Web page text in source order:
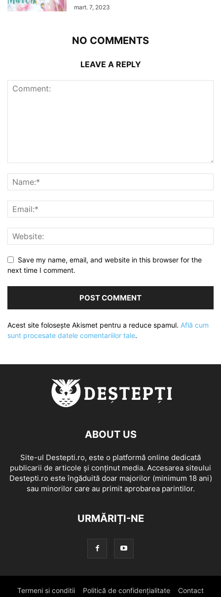
mart. 7, 2023
NO COMMENTS
LEAVE A REPLY
Save my name, email, and website in this browser for the
next time I comment.
Acest site folosește Akismet pentru a reduce spamul. Află cum
sunt procesate datele comentariilor tale.
ABOUT US
Site-ul Destepti.ro, este o platformă online dedicată
publicarii de articole și conținut media. Accesarea siteului
Destepti.ro este îngăduită doar majorilor (minimum 18 ani)
sau minorilor care au primit aprobarea parintilor.
URMĂRIȚI-NE
Termeni si conditii Politică de confidențialitate Contact